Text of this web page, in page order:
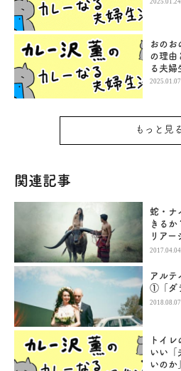
おのお
の理由
る夫婦
2025.01.07
もっと見る
関連記事
蛇・ナ
きる
リアー
2017.04.04
アル
①「ダ
2018.08.07
トイ
いい「
いのか